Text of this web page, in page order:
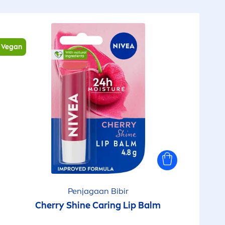
Vegan
Penjagaan Bibir
CherryShineCaring Lip Balm